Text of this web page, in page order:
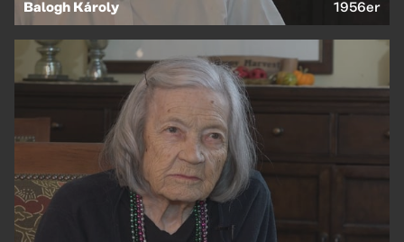
EN HU
Balogh Károly 1956er